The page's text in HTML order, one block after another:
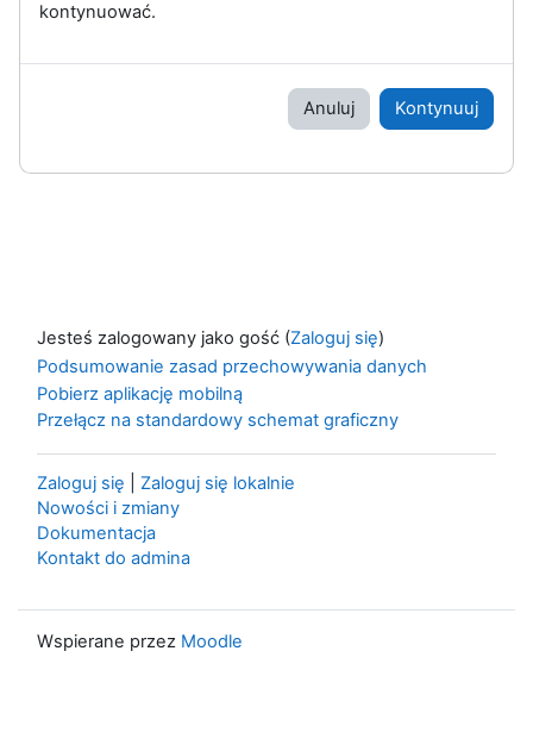
kontynuować.
Anuluj Kontynuuj
Jesteś zalogowany jako gość (Zaloguj się)
Podsumowanie zasad przechowywania danych
Pobierz aplikację mobilną
Przełącz na standardowy schemat graficzny
Zaloguj się
Zaloguj się lokalnie
Nowości i zmiany
Dokumentacja
Kontakt do admina
Wspierane przez Moodle